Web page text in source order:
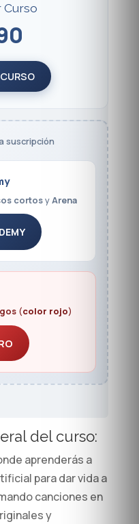
Curso
suscripción
cortosy Arena
(color rojo)
del curso:
aprenderás a
para dar vida a
canciones en
y